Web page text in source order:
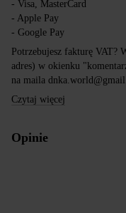
- Visa, MasterCard
- Apple Pay
- Google Pay
Potrzebujesz fakturę VAT?
adres) w okienku
na maila
Czytaj więcej
Opinie